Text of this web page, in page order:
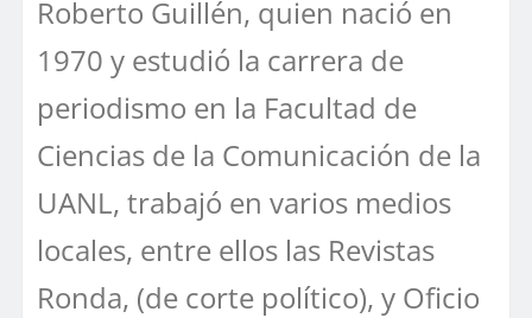
Roberto Guillén, quien nació en
1970 y estudió la carrera de
periodismo en la Facultad de
Ciencias de la Comunicación de la
UANL, trabajó en varios medios
locales, entre ellos las Revistas
Ronda, (de corte político), y Oficio